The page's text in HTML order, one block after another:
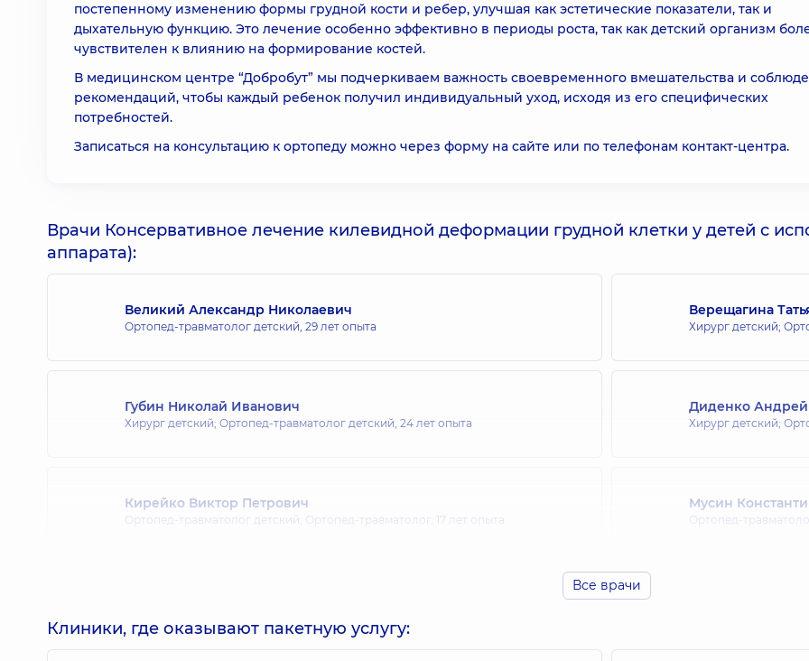
постепенному изменению формы грудной кости и ребер, улучшая как эстетические показатели, так и
дыхательную функцию. Это лечение особенно эффективно в периоды роста, так как детский организм
чувствителен к влиянию на формирование костей.
В медицинском центре “Добробут” мы подчеркиваем важность своевременного вмешательства и
рекомендаций, чтобы каждый ребенок получил индивидуальный уход, исходя из его специфических
потребностей.
Записаться на консультацию к ортопеду можно через форму на сайте или по телефонам контакт-центра.
Врачи Консервативное лечение килевидной деформации грудной клетки у детей с
аппарата):
Великий Александр Николаевич
Ортопед-травматолог детский, 29 лет опыта
Верещагина
Хирург детский;
Губин Николай Иванович
Хирург детский; Ортопед-травматолог детский, 24 лет опыта
Диденко Андрей
Хирург детский;
Кирейко Виктор Петрович
Ортопед-травматолог детский; Ортопед-травматолог, 17 лет опыта
Мусин
Ортопед-
Все врачи
Клиники, где оказывают пакетную услугу: